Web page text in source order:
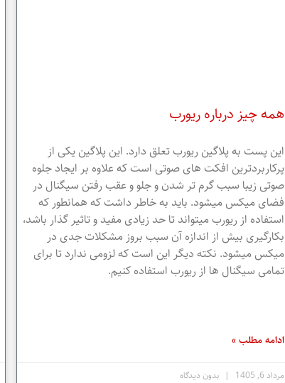
همه چیز درباره ریورب
این پست به پلاگین ریورب تعلق دارد. این پلاگین یکی از
پرکاربردترین افکت های صوتی است که علاوه بر ایجاد جلوه
صوتی زیبا سبب گرم تر شدن و جلو و عقب رفتن سیگنال در
فضای میکس میشود. باید به خاطر داشت که همانطور که
استفاده از ریورب میتواند تا حد زیادی مفید و تاثیر گذار باشد،
بکارگیری بیش از اندازه آن سبب بروز مشکلات جدی در
میکس میشود. نکته دیگر این است که لزومی ندارد تا برای
تمامی سیگنال ها از ریورب استفاده کنیم.
ادامه مطلب »
مرداد 6, 1405 بدون دیدگاه